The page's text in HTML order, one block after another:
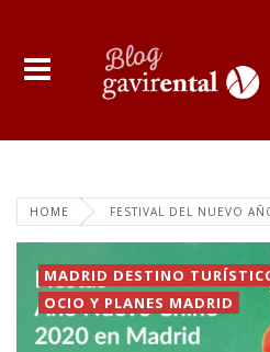
HOME FESTIVAL DEL NUEVO
MADRID DESTINO
OCIO Y PLANES MADRID